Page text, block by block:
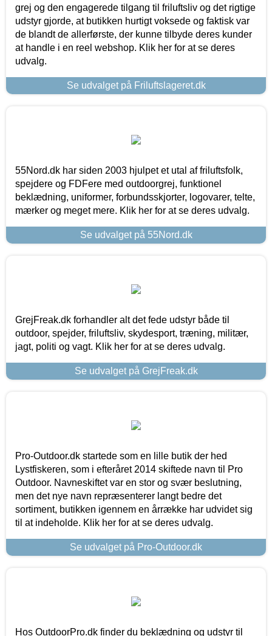
grej og den engagerede tilgang til friluftsliv og det rigtige
udstyr gjorde, at butikken hurtigt voksede og faktisk var
de blandt de allerførste, der kunne tilbyde deres kunder
at handle i en reel webshop. Klik her for at se deres
udvalg.
Se udvalget på Friluftslageret.dk
55Nord.dk har siden 2003 hjulpet et utal af friluftsfolk,
spejdere og FDFere med outdoorgrej, funktionel
beklædning, uniformer, forbundsskjorter, logovarer, telte,
mærker og meget mere. Klik her for at se deres udvalg.
Se udvalget på 55Nord.dk
GrejFreak.dk forhandler alt det fede udstyr både til
outdoor, spejder, friluftsliv, skydesport, træning, militær,
jagt, politi og vagt. Klik her for at se deres udvalg.
Se udvalget på GrejFreak.dk
Pro-Outdoor.dk startede som en lille butik der hed
Lystfiskeren, som i efteråret 2014 skiftede navn til Pro
Outdoor. Navneskiftet var en stor og svær beslutning,
men det nye navn repræsenterer langt bedre det
sortiment, butikken igennem en årrække har udvidet sig
til at indeholde. Klik her for at se deres udvalg.
Se udvalget på Pro-Outdoor.dk
Hos OutdoorPro.dk finder du beklædning og udstyr til